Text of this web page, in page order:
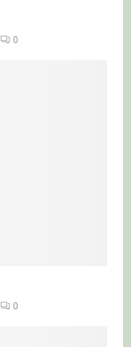
0
0